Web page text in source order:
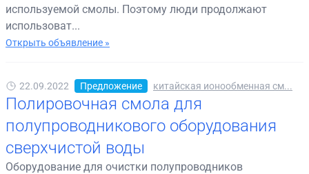
используемой смолы. Поэтому люди продолжают
использоват...
Открыть объявление »
22.09.2022 Предложение китайская ионообменная см...
Полировочная смола для
полупроводникового оборудования
сверхчистой воды
Оборудование для очистки полупроводников